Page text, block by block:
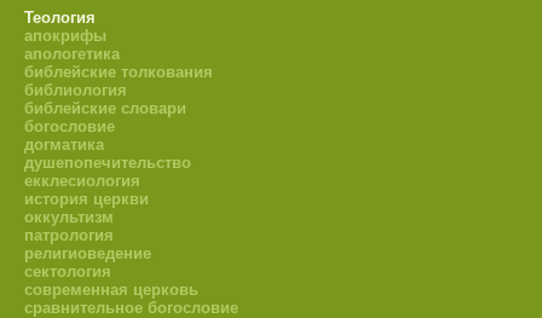
Теология
апокрифы
апологетика
библейские толкования
библиология
библейские словари
богословие
догматика
душепопечительство
екклесиология
история церкви
оккультизм
патрология
религиоведение
сектология
современная церковь
сравнительное богословие